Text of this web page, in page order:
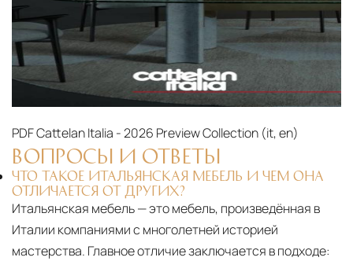
PDFCattelan Italia - 2026 Preview Collection (it, en)‎
ВОПРОСЫ И ОТВЕТЫ
ЧТО ТАКОЕ ИТАЛЬЯНСКАЯ МЕБЕЛЬ И ЧЕМ ОНА
ОТЛИЧАЕТСЯ ОТ ДРУГИХ?
Итальянская мебель — это мебель, произведённая в
Италии компаниями с многолетней историей
мастерства. Главное отличие заключается в подходе: